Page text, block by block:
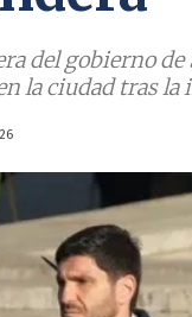
del gobierno
la ciudad tras